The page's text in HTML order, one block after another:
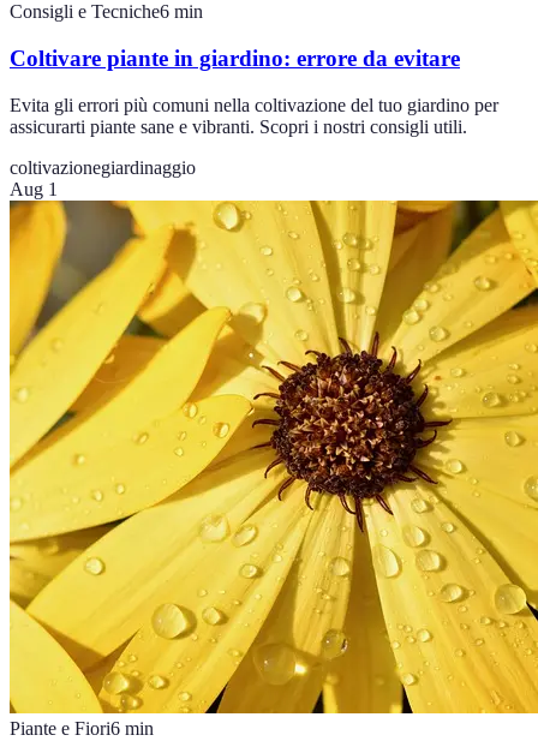
Consigli e Tecniche6 min
Coltivare piante in giardino: errore da evitare
Evita gli errori più comuni nella coltivazione del tuo giardino per
assicurarti piante sane e vibranti. Scopri i nostri consigli utili.
coltivazionegiardinaggio
Aug 1
Piante e Fiori6 min